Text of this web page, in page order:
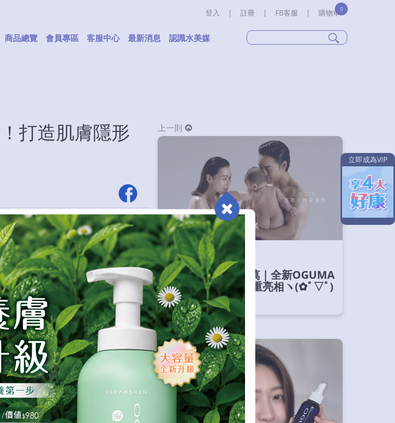
登入 | 註冊 | FB客服 | 0
購物車
商品總覽 會員專區 客服中心 最新消息 認識水美媒
打造肌膚隱形 上一則
重要公告
暌違多年．耗資千萬｜全新OGUMA
水美媒形象廣告 隆重亮相ヽ(✿ﾟ▽ﾟ)
ノ
下一則
立即成為VIP